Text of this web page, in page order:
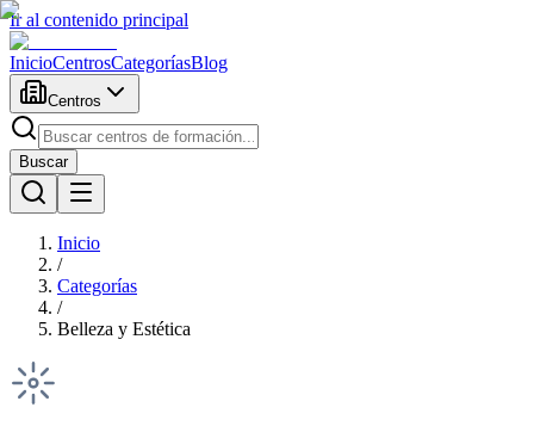
Ir al contenido principal
InicioCentrosCategoríasBlog
Centros
Buscar
Inicio
/
Categorías
/
Belleza y Estética